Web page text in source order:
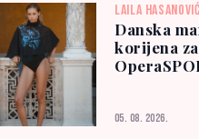
LAILA HASANOVIĆ
Danska
korijena
05. 08. 2026.